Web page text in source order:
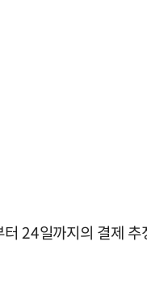
터 24일까지의 결제